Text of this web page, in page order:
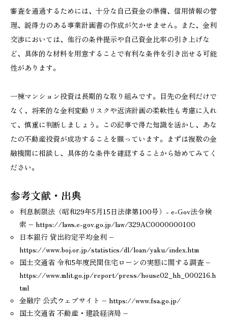
審査を通過するためには、十分な自己資金の準備、信用情報の管
理、説得力のある事業計画書の作成が欠かせません。また、金利
交渉においては、他行の条件提示や自己資金比率の引き上げな
ど、具体的な材料を用意することで有利な条件を引き出せる可能
性があります。
一棟マンション投資は長期的な取り組みです。目先の金利だけで
なく、将来的な金利変動リスクや返済計画の柔軟性も考慮に入れ
て、慎重に判断しましょう。この記事で得た知識を活かし、あな
たの不動産投資が成功することを願っています。まずは複数の金
融機関に相談し、具体的な条件を確認することから始めてみてく
ださい。
参考文献・出典
利息制限法（昭和29年5月15日法律第100号）- e-Gov法令検
索 – https://laws.e-gov.go.jp/law/329AC0000000100
日本銀行 貸出約定平均金利 –
https://www.boj.or.jp/statistics/dl/loan/yaku/index.htm
国土交通省 令和5年度民間住宅ローンの実態に関する調査 –
https://www.mlit.go.jp/report/press/house02_hh_000216.h
tml
金融庁 公式ウェブサイト – https://www.fsa.go.jp/
国土交通省 不動産・建設経済局 –